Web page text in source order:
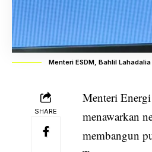
Menteri ESDM, Bahlil
SHARE
Menteri
menawarkan
membangun